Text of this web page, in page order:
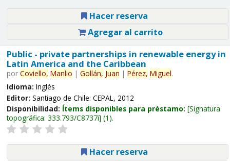
Hacer reserva
Agregar al carrito
Public - private partnerships in renewable energy in
Latin America and the Caribbean
por Coviello, Manlio | Gollán, Juan | Pérez, Miguel.
Idioma: Inglés
Editor: Santiago de Chile: CEPAL, 2012
Disponibilidad: Ítems disponibles para préstamo: Signatura
topográfica: 333.793/C8737i (1).
Hacer reserva